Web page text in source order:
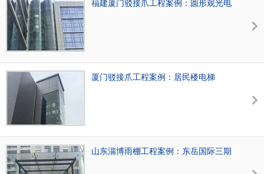
福建厦门驳接爪工程案例：圆形观光电
厦门驳接爪工程案例：居民楼电梯
山东淄博雨棚工程案例：东岳国际三期